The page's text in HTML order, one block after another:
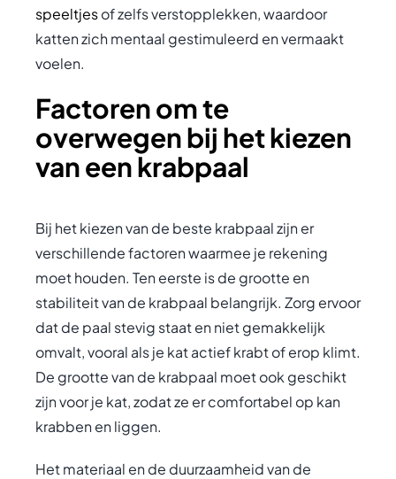
speeltjesof zelfs verstopplekken, waardoor
katten zich mentaal gestimuleerd en vermaakt
voelen.
Factoren om te
overwegen bij het kiezen
van een krabpaal
Bij het kiezen van de beste krabpaal zijn er
verschillende factoren waarmee je rekening
moet houden. Ten eerste is de grootte en
stabiliteit van de krabpaal belangrijk. Zorg ervoor
dat de paal stevig staat en niet gemakkelijk
omvalt, vooral als je kat actief krabt of erop klimt.
De grootte van de krabpaal moet ook geschikt
zijn voor je kat, zodat ze er comfortabel op kan
krabben en liggen.
Het materiaal en de duurzaamheid van de